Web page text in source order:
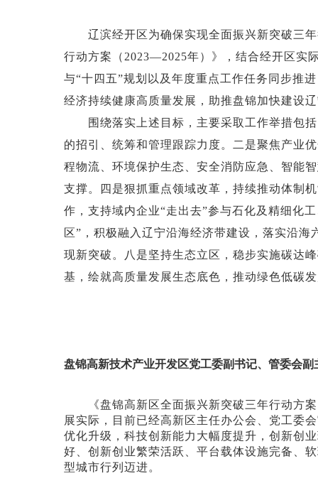
辽滨经开区为确保实现全面振兴新突破三年
行动方案（ 2023—2025年）》，结合经开区实
与“十四五”规划以及年度重点工作任务同步推
经济持续健康高质量发展，助推盘锦加快建设
围绕落实上述目标，主要采取工作举措包括
的招引、统筹和管理跟踪力度。二是聚焦产业
程物流、环境保护生态、安全消防应急、智能
支撑。四是狠抓重点领域改革，持续推动体制
作，支持域内企业“走出去”参与石化及精细化
区”，积极融入辽宁沿海经济带建设，落实沿
现新突破。八是坚持生态立区，稳步实施碳达
基，绘就高质量发展生态底色，推动绿色低碳
盘锦高新技术产业开发区党工委副书记、管委会副
《盘锦高新区全面振兴新突破三年行动方案
展实际，目前已经高新区主任办公会、党工委
优化升级，科技创新能力大幅度提升，创新创
好、创新创业繁荣活跃、平台载体设施完备、
型城市行列迈进。